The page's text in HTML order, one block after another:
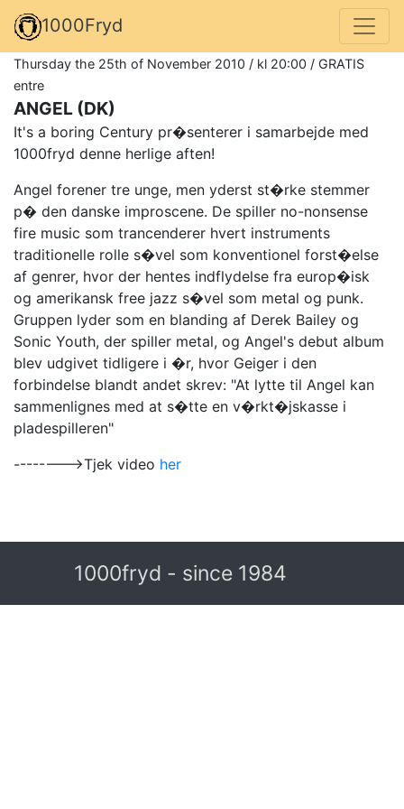
1000Fryd
Thursday the 25th of November 2010 / kl 20:00 / GRATIS
entre
ANGEL (DK)
It's a boring Century pr�senterer i samarbejde med
1000fryd denne herlige aften!
Angel forener tre unge, men yderst st�rke stemmer
p� den danske improscene. De spiller no-nonsense
fire music som trancenderer hvert instruments
traditionelle rolle s�vel som konventionel forst�else
af genrer, hvor der hentes indflydelse fra europ�isk
og amerikansk free jazz s�vel som metal og punk.
Gruppen lyder som en blanding af Derek Bailey og
Sonic Youth, der spiller metal, og Angel's debut album
blev udgivet tidligere i �r, hvor Geiger i den
forbindelse blandt andet skrev: "At lytte til Angel kan
sammenlignes med at s�tte en v�rkt�jskasse i
pladespilleren"
-------->Tjek video her
1000fryd - since 1984